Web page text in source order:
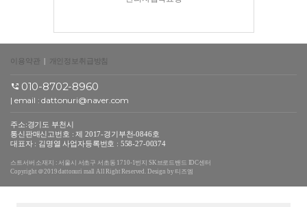
이용약관 | 개인정보취급방침
010-8702-8960
| email :dattonuri@naver.com
주소:경기도 부천시
통신판매신고번호 : 제 2017-경기부천-0846호
대표자 : 김명열 사업자등록번호 : 558-27-00374
스트서버 소재지 : 서울시 서초구 서초동 1710-1번지 SK브로드밴드 IDC센터
Copyright ＠2019 dattonuri mall All Right Reserved. Design by 티즈엠